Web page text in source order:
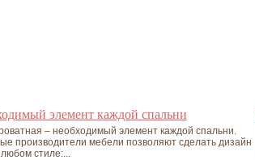
элемент каждой спальни
– необходимый элемент каждой спальни.
производители мебели позволяют сделать дизайн
стиле:...